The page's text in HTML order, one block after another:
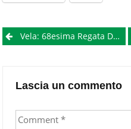
PostVela: 68esima Regata Dei Tre Golfi, I Vincitori
Lascia un commento